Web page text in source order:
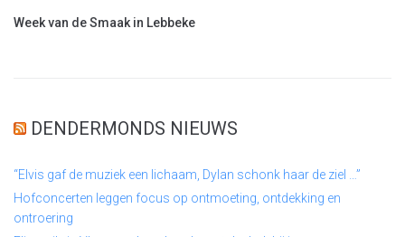
Week van de Smaak in Lebbeke
DENDERMONDS NIEUWS
“Elvis gaf de muziek een lichaam, Dylan schonk haar de ziel …”
Hofconcerten leggen focus op ontmoeting, ontdekking en
ontroering